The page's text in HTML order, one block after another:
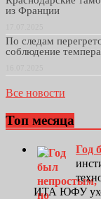
из Франции
По следам
соблюдение
Все новости
Топ месяца
Год
ИТА ЮФУ